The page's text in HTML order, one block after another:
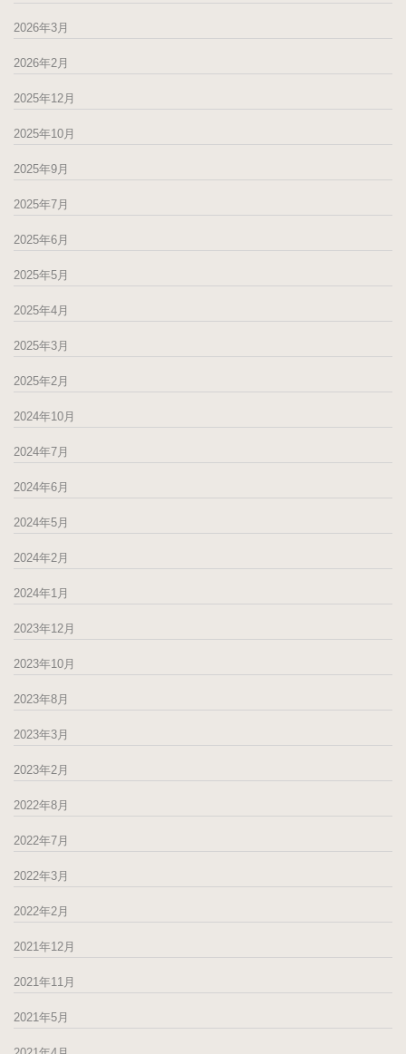
2026年3月
2026年2月
2025年12月
2025年10月
2025年9月
2025年7月
2025年6月
2025年5月
2025年4月
2025年3月
2025年2月
2024年10月
2024年7月
2024年6月
2024年5月
2024年2月
2024年1月
2023年12月
2023年10月
2023年8月
2023年3月
2023年2月
2022年8月
2022年7月
2022年3月
2022年2月
2021年12月
2021年11月
2021年5月